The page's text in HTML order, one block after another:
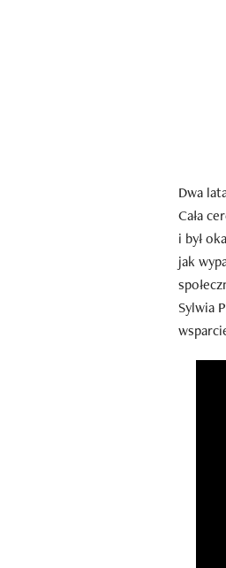
Dwa
Cała
i był
jak
Sylwia